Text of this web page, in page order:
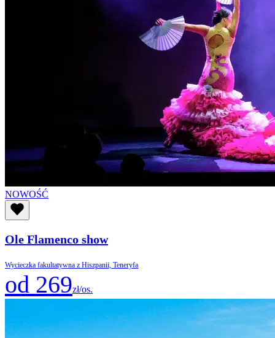
NOWOŚĆ
Ole Flamenco show
Wycieczka fakultatywna z Hiszpanii, Teneryfa
od 269zł/os.